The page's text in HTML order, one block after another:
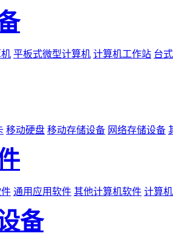
平板式微型计算机 计算机工作站 台
移动硬盘 移动存储设备 网络存储设备
通用应用软件 其他计算机软件 计算
备